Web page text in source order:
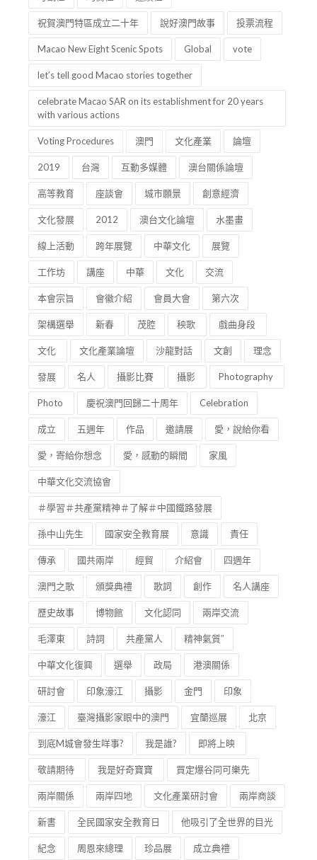
祝賀澳門特區成立二十年 說好澳門故事 投票流程
Macao New Eight Scenic Spots Global vote
let’s tell good Macao stories together
celebrate Macao SAR on its establishment for 20 years
with various actions
Voting Procedures 澳門 文化產業 論壇
2019 台灣 互動多媒體 澳台關係論壇
高等教育 座談會 城市願景 創意經濟
文化發展 2012 澳台文化論壇 水墨畫
線上活動 跨年展覽 中華文化 展覽
工作坊 講座 中華 文化 交流
本會宗旨 會徽介紹 會員大會 第六次
架構選舉 新春 茂腔 秧歌 戲曲身段
文化 文化產業論壇 沙龍對話 文創 理念
發展 名人 攝影比賽 攝影 Photography
Photo 慶祝澳門回歸二十周年 Celebration
成立 五週年 作品 邀請展 愛，說給你看
愛，寄給你想念 愛，感動的瞬間 家風
中華文化交流協會
＃學習＃共產黨精神＃了解＃中國鐵路發展
孫中山先生 國家安全教育展 意識 責任
傳承 國共兩岸 經貿 介紹會 四週年
澳門之歌 頒獎典禮 歌詞 創作 名人講座
歷史故事 博物館 文化認同 兩岸交流
毛澤東 詩詞 共產黨人 精神氣質”
中華文化復興 選舉 政局 港澳關係
研討會 印象濠江 攝影 金門 印象
濠江 臺灣攝影家眼中的澳門 宜蘭巡展 北京
到底M城會發生咩事? 我是誰? 即將上映
敬請期待 我是好奇寶寶 買定爆谷同可樂先
兩岸關係 兩岸四地 文化產業研討會 兩岸商談
新書 全民國家安全教育日 他吸引了全世界的目光
紀念 周恩來總理 珍品展 成立典禮